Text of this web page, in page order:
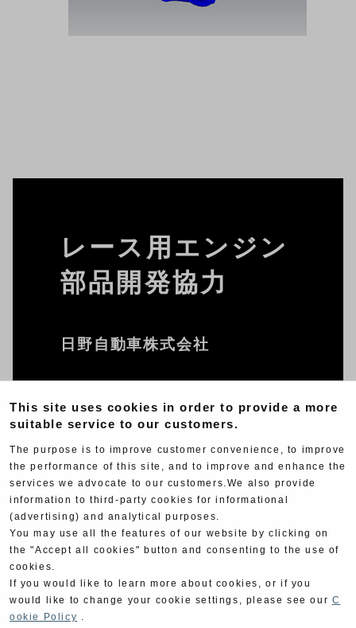
レース用エンジン
部品開発協力
日野自動車株式会社
日本レーシングマネージメント
株式会社
担当内容：排気系部品製作、カムプロ
フィール設計
ヨシムラが提供する技術：排気系部品
の製作技術、独自プログラムを使用し
たカムプロフィール作成・提案、動弁
This site uses cookies in order to provide a more
suitable service to our customers.
The purpose is to improve customer convenience, to improve
the performance of this site, and to improve and enhance the
services we advocate to our customers.We also provide
information to third-party cookies for informational
(advertising) and analytical purposes.
You may use all the features of our website by clicking on
the "Accept all cookies" button and consenting to the use of
cookies.
If you would like to learn more about cookies, or if you
would like to change your cookie settings, please see our C
ookie Policy .